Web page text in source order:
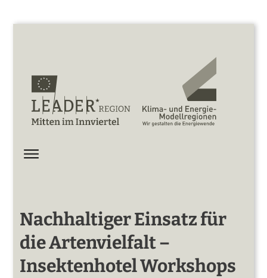
Nachhaltiger Einsatz für
die Artenvielfalt –
Insektenhotel Workshops